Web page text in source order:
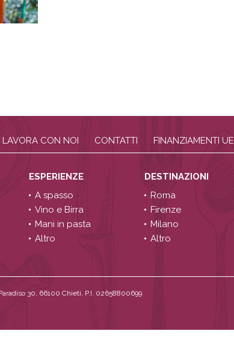
LAVORA CON NOI CONTATTI FINANZIAMENTI UE
ESPERIENZE
A spasso
Vino e Birra
Mani in pasta
Altro
DESTINAZIONI
Roma
Firenze
Milano
Altro
30, 66100 Chieti, P.I. 02658800699